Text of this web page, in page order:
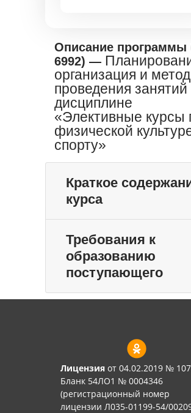
Описание программы
6992) —
организация и
проведения занятий
дисциплине
«Элективные курсы
физической
спорту»
Краткое
курса
Требования к
образованию
поступающего
Лицензия от 04.02.2019 №
Бланк 54ЛО1 № 0004346
(регистрационный номер
лицензии Л035-01199-54/